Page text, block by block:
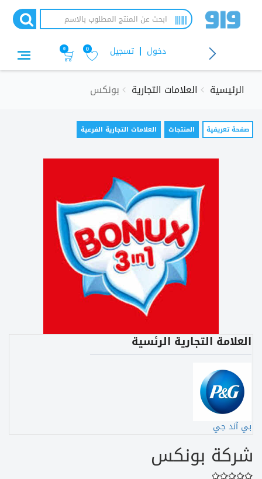
تسجيل دخول 0
0
الرئيسية العلامات التجارية بونكس
التبويبات
الأساسية
صفحة تعريفية (علامة
التبويب
المنتجات العلامات التجارية الفرعية
العلامة التجارية الرئسية
بي آند جي
شركة بونكس